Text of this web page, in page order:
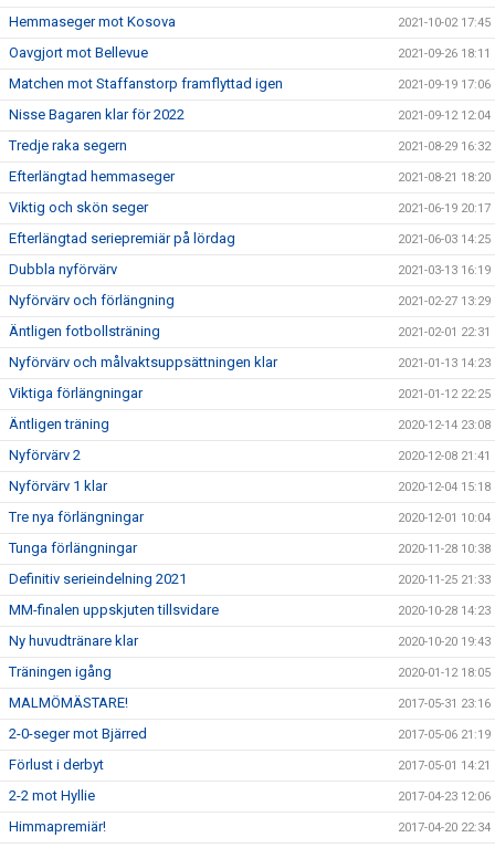
Hemmaseger mot Kosova 2021-10-02 17:45
Oavgjort mot Bellevue 2021-09-26 18:11
Matchen mot Staffanstorp framflyttad igen 2021-09-19 17:06
Nisse Bagaren klar för 2022 2021-09-12 12:04
Tredje raka segern 2021-08-29 16:32
Efterlängtad hemmaseger 2021-08-21 18:20
Viktig och skön seger 2021-06-19 20:17
Efterlängtad seriepremiär på lördag 2021-06-03 14:25
Dubbla nyförvärv 2021-03-13 16:19
Nyförvärv och förlängning 2021-02-27 13:29
Äntligen fotbollsträning 2021-02-01 22:31
Nyförvärv och målvaktsuppsättningen klar 2021-01-13 14:23
Viktiga förlängningar 2021-01-12 22:25
Äntligen träning 2020-12-14 23:08
Nyförvärv 2 2020-12-08 21:41
Nyförvärv 1 klar 2020-12-04 15:18
Tre nya förlängningar 2020-12-01 10:04
Tunga förlängningar 2020-11-28 10:38
Definitiv serieindelning 2021 2020-11-25 21:33
MM-finalen uppskjuten tillsvidare 2020-10-28 14:23
Ny huvudtränare klar 2020-10-20 19:43
Träningen igång 2020-01-12 18:05
MALMÖMÄSTARE! 2017-05-31 23:16
2-0-seger mot Bjärred 2017-05-06 21:19
Förlust i derbyt 2017-05-01 14:21
2-2 mot Hyllie 2017-04-23 12:06
Himmapremiär! 2017-04-20 22:34